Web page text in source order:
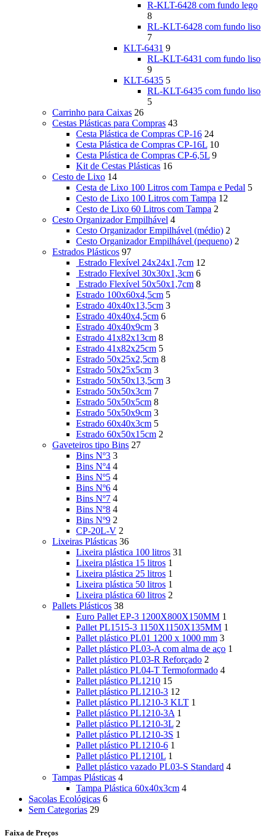
R-KLT-6428 com fundo lego
8
RL-KLT-6428 com fundo liso
7
KLT-6431 9
RL-KLT-6431 com fundo liso
9
KLT-6435 5
RL-KLT-6435 com fundo liso
5
Carrinho para Caixas 26
Cestas Plásticas para Compras 43
Cesta Plástica de Compras CP-16 24
Cesta Plástica de Compras CP-16L 10
Cesta Plástica de Compras CP-6,5L 9
Kit de Cestas Plásticas 16
Cesto de Lixo 14
Cesta de Lixo 100 Litros com Tampa e Pedal 5
Cesto de Lixo 100 Litros com Tampa 12
Cesto de Lixo 60 Litros com Tampa 2
Cesto Organizador Empilhável 4
Cesto Organizador Empilhável (médio) 2
Cesto Organizador Empilhável (pequeno) 2
Estrados Plásticos 97
Estrado Flexível 24x24x1,7cm 12
Estrado Flexível 30x30x1,3cm 6
Estrado Flexível 50x50x1,7cm 8
Estrado 100x60x4,5cm 5
Estrado 40x40x13,5cm 3
Estrado 40x40x4,5cm 6
Estrado 40x40x9cm 3
Estrado 41x82x13cm 8
Estrado 41x82x25cm 5
Estrado 50x25x2,5cm 8
Estrado 50x25x5cm 3
Estrado 50x50x13,5cm 3
Estrado 50x50x3cm 7
Estrado 50x50x5cm 8
Estrado 50x50x9cm 3
Estrado 60x40x3cm 5
Estrado 60x50x15cm 2
Gaveteiros tipo Bins 27
Bins Nº3 3
Bins Nº4 4
Bins Nº5 4
Bins Nº6 4
Bins Nº7 4
Bins Nº8 4
Bins Nº9 2
CP-20L-V 2
Lixeiras Plásticas 36
Lixeira plástica 100 litros 31
Lixeira plástica 15 litros 1
Lixeira plástica 25 litros 1
Lixeira plástica 50 litros 1
Lixeira plástica 60 litros 2
Pallets Plásticos 38
Euro Pallet EP-3 1200X800X150MM 1
Pallet PL1515-3 1150X1150X135MM 1
Pallet plástico PL01 1200 x 1000 mm 3
Pallet plástico PL03-A com alma de aço 1
Pallet plástico PL03-R Reforçado 2
Pallet plástico PL04-T Termoformado 4
Pallet plástico PL1210 15
Pallet plástico PL1210-3 12
Pallet plástico PL1210-3 KLT 1
Pallet plástico PL1210-3A 1
Pallet plástico PL1210-3L 2
Pallet plástico PL1210-3S 1
Pallet plástico PL1210-6 1
Pallet plástico PL1210L 1
Pallet plástico vazado PL03-S Standard 4
Tampas Plásticas 4
Tampa Plástica 60x40x3cm 4
Sacolas Ecológicas 6
Sem Categorias 29
Faixa de Preços